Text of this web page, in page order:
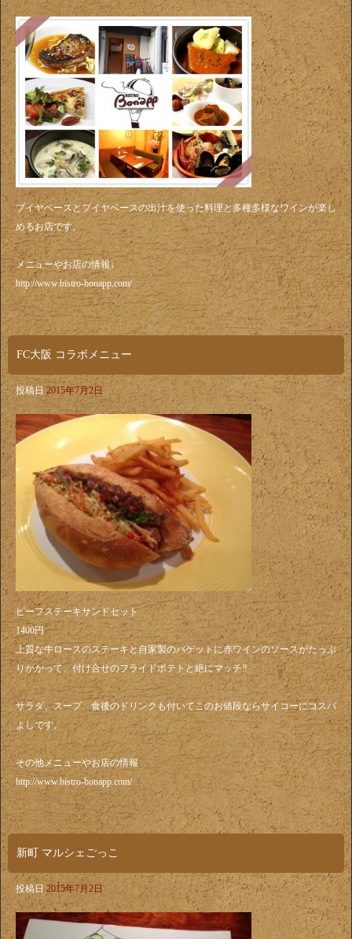
ブイヤベースとブイヤベースの出汁を使った料理と多種多様なワインが楽し
めるお店です。
メニューやお店の情報↓
http://www.bistro-bonapp.com/
FC大阪 コラボメニュー
投稿日 2015年7月2日
ビーフステーキサンドセット
1400円
上質な牛ロースのステーキと自家製のバゲットに赤ワインのソースがたっぷ
りかかって、付け合せのフライドポテトと絶にマッチ‼️
サラダ、スープ、食後のドリンクも付いてこのお値段ならサイコーにコスパ
よしです。
その他メニューやお店の情報
http://www.bistro-bonapp.com/
新町 マルシェごっこ
投稿日 2015年7月2日